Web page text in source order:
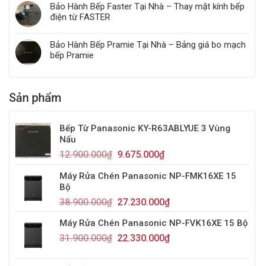
Bảo Hành Bếp Faster Tại Nhà – Thay mặt kính bếp
điện từ FASTER
Bảo Hành Bếp Pramie Tại Nhà – Bảng giá bo mạch
bếp Pramie
Sản phẩm
Bếp Từ Panasonic KY-R63ABLYUE 3 Vùng
Nấu
12.900.000₫ 9.675.000₫
Máy Rửa Chén Panasonic NP-FMK16XE 15
Bộ
38.900.000₫ 27.230.000₫
Máy Rửa Chén Panasonic NP-FVK16XE 15 Bộ
31.900.000₫ 22.330.000₫